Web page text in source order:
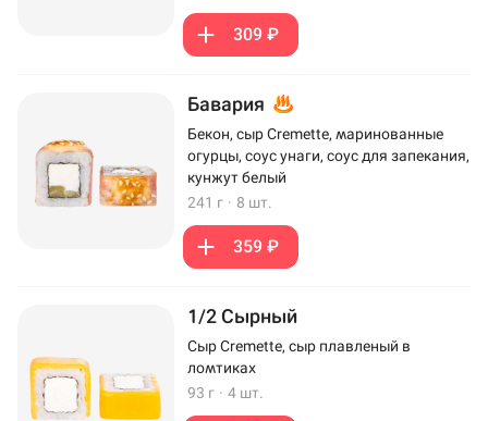
309 ₽
Бавария
Бекон, сыр Cremette, маринованные
огурцы, соус унаги, соус для запекания,
кунжут белый
241 г · 8 шт.
359 ₽
1/2 Сырный
Сыр Cremette, сыр плавленый в
ломтиках
93 г · 4 шт.